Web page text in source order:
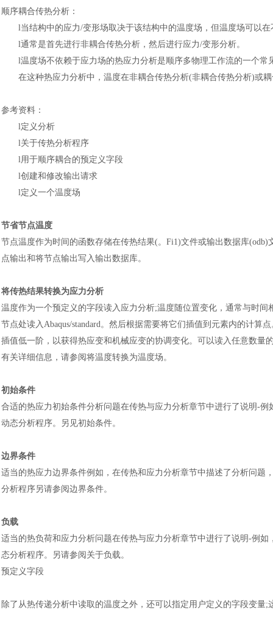
顺序耦合传热分析 ：
l当结构中的应力/变形场取决于该结构中的温度场，但温度场可以
l通常是首先进行非耦合传热分析，然后进行应力/变形分析。
l温度场不依赖于应力场的热应力分析是顺序多物理工作流的一个
在这种热应力分析中，温度在非耦合传热分析(非耦合传热分析)或
参考资料 ：
l定义分析
l关于传热分析程序
l用于顺序耦合的预定义字段
l创建和修改输出请求
l定义一个温度场
节省节点温度
节点温度作为时间的函数存储在传热结果(。Fi1)文件或输出数据库(odb)
点输出和将节点输出写入输出数据库。
将传热结果转换为应力分析
温度作为一个预定义的字段读入应力分析;温度随位置变化，通常与时间
节点处读入Abaqus/standard。然后根据需要将它们插值到元素内的计
插值低一阶，以获得热应变和机械应变的协调变化。可以读入任意数量
有关详细信息，请参阅将温度转换为温度场。
初始条件
合适的热应力初始条件分析问题在传热与应力分析章节中进行了说明-例
动态分析程序。另见初始条件。
边界条件
适当的热应力边界条件例如，在传热和应力分析章节中描述了分析问
分析程序另请参阅边界条件。
负载
适当的热负荷和应力分析问题在传热与应力分析章节中进行了说明-例如
态分析程序。另请参阅关于负载。
预定义字段
除了从热传递分析中读取的温度之外，还可以指定用户定义的字段变量;